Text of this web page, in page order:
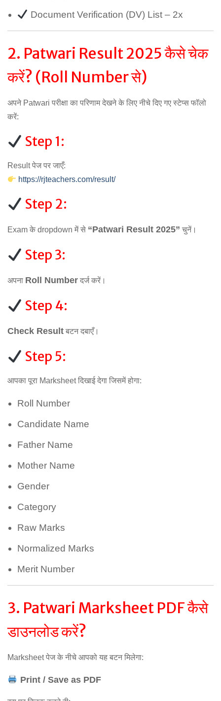
Document Verification (DV) List – 2x
2. Patwari Result 2025 कैसे चेक
करें? (Roll Number से)
अपने Patwari परीक्षा का परिणाम देखने के लिए नीचे दिए गए स्टेप्स फॉलो
करें:
Step 1:
Result पेज पर जाएँ:
https://rjteachers.com/result/
Step 2:
Exam के dropdown में से “Patwari Result 2025” चुनें।
Step 3:
अपना Roll Number दर्ज करें।
Step 4:
Check Result बटन दबाएँ।
Step 5:
आपका पूरा Marksheet दिखाई देगा जिसमें होगा:
Roll Number
Candidate Name
Father Name
Mother Name
Gender
Category
Raw Marks
Normalized Marks
Merit Number
3. Patwari Marksheet PDF कैसे
डाउनलोड करें?
Marksheet पेज के नीचे आपको यह बटन मिलेगा:
Print / Save as PDF